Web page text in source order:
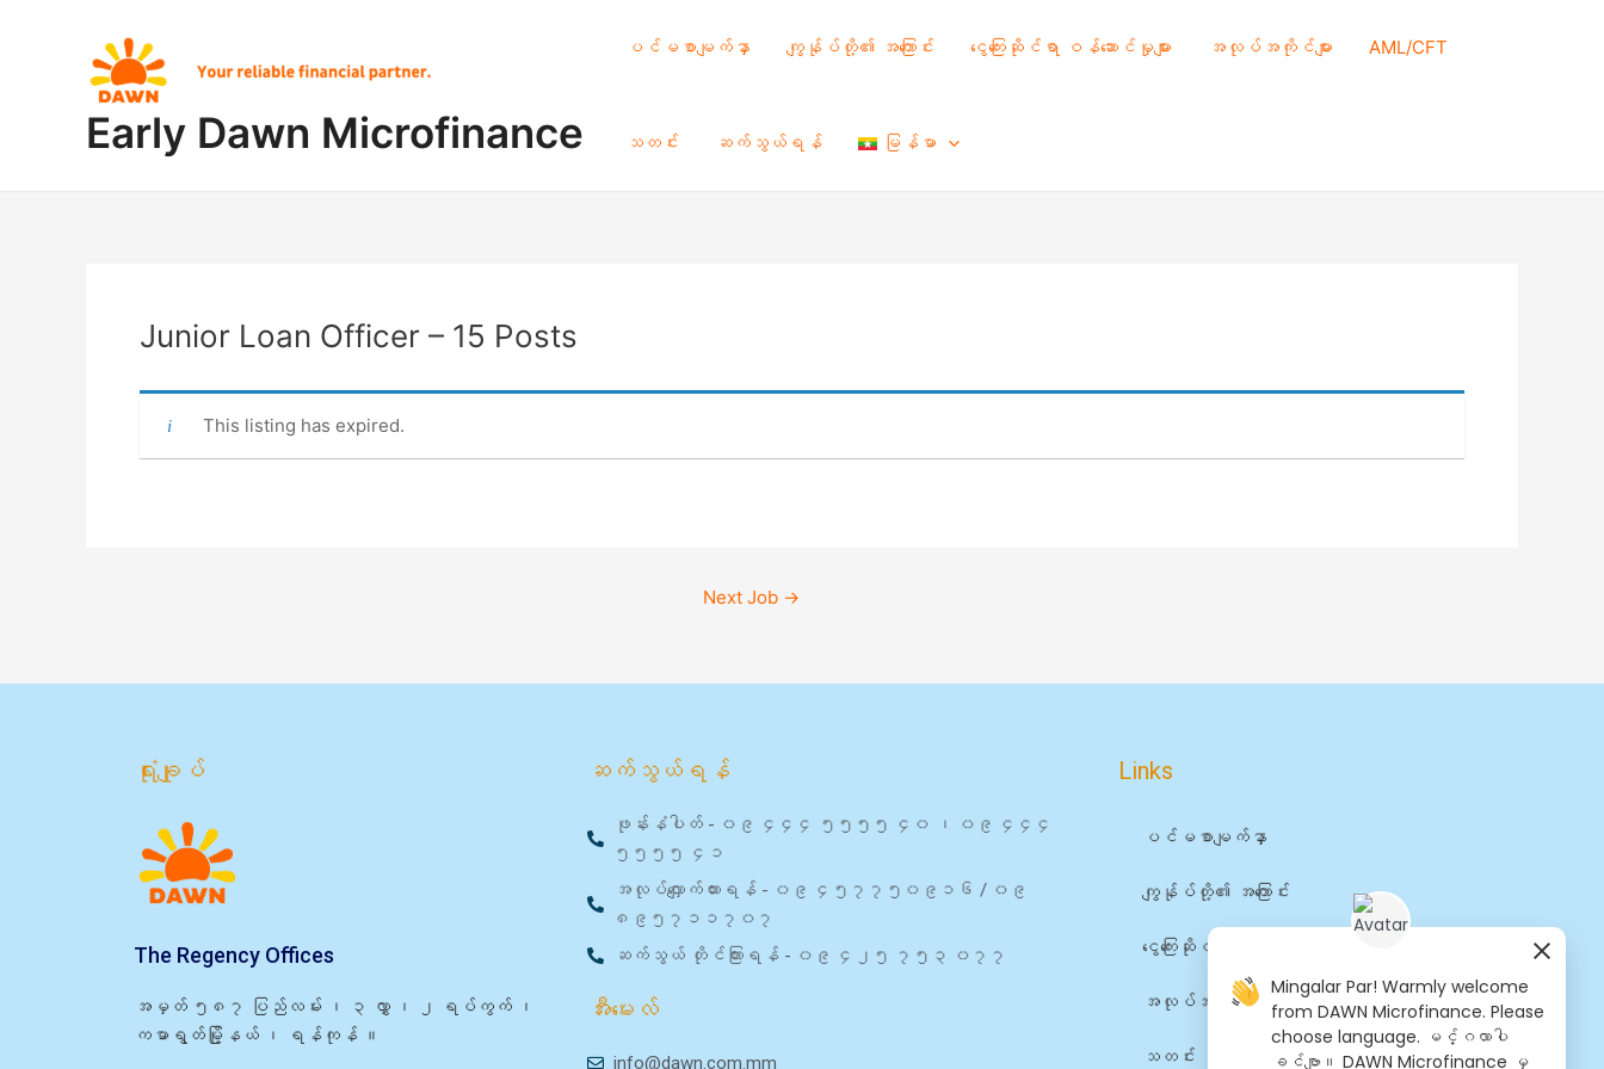
Early Dawn Microfinance
ပင်မစာမျက်နှာ ကျွန်ုပ်တို့၏ အကြောင်း ငွေကြေးဆိုင်ရာ ဝန်ဆောင်မှုများ အလုပ်အကိုင်များ AML/CFT
သတင်း ဆက်သွယ်ရန် မြန်မာ
Junior Loan Officer – 15 Posts
This listing has expired.
navigation
Next Job →
ရုံးချုပ်
The Regency Offices
အမှတ် ၅၈၇ ပြည်လမ်း ၊ ၃ လွှာ ၊ ၂ ရပ်ကွက် ၊
ကမာရွတ်မြို့နယ် ၊ ရန်ကုန် ။
ဆက်သွယ်ရန်
ဖုန်းနံပါတ် - ၀၉ ၄၄၄ ၅၅၅၅ ၄၀ ၊ ၀၉ ၄၄၄
၅၅၅၅ ၄၁
အလုပ်လျှောက်ထားရန် - ၀၉ ၄၅၇၇၅၀၉၁၆ / ၀၉
၈၉၅၇၁၁၇၀၇
ဆက်သွယ် တိုင်ကြားရန် - ၀၉ ၄၂၅ ၇၅၃ ၀၇၇
အီးမေးလ်
info@dawn.com.mm
Links
ပင်မစာမျက်နှာ
ကျွန်ုပ်တို့၏ အကြောင်း
ငွေကြေးဆိုင်ရာ ဝန်ဆောင်မှုများ
အလုပ်အကိုင်များ
သတင်း
Mingalar Par! Warmly welcome
from DAWN Microfinance. Please
choose language. မင်္ဂလာပါ
ခင်ဗျာ။ DAWN Microfinance မှ